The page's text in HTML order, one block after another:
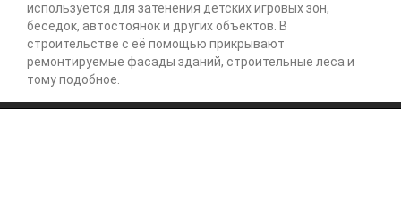
используется для затенения детских игровых зон,
беседок, автостоянок и других объектов. В
строительстве с её помощью прикрывают
ремонтируемые фасады зданий, строительные леса и
тому подобное.